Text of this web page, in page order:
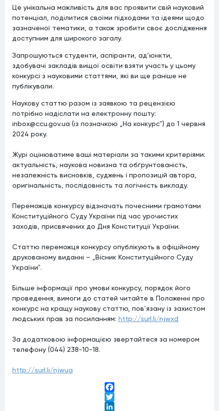
Це унікальна можливість для вас проявити свій науковий
потенціал, поділитися своїми підходами та ідеями щодо
зазначеної тематики, а також зробити своє дослідження
доступним для широкого загалу.
Запрошуються студенти, аспіранти, ад’юнкти,
здобувачі закладів вищої освіти взяти участь у цьому
конкурсі з науковими статтями, які ви ще раніше не
публікували.
Наукову статтю разом із заявкою та рецензією
потрібно надіслати на електронну пошту:
inbox@ccu.gov.ua (із позначкою „На конкурс‟) до 1 червня
2024 року.
Журі оцінюватиме ваші матеріали за такими критеріями:
актуальність, наукова новизна та обґрунтованість,
незалежність висновків, суджень і пропозицій автора,
оригінальність, послідовність та логічність викладу.
Переможців конкурсу відзначать почесними грамотами
Конституційного Суду України під час урочистих
заходів, присвячених до Дня Конституції України.
Статтю переможця конкурсу опублікують в офіційному
друкованому виданні – „Вісник Конституційного Суду
України‟.
Більше інформації про умови конкурсу, порядок його
проведення, вимоги до статей читайте в Положенні про
конкурс на кращу наукову статтю, пов’язану із захистом
людських прав за посиланням: http://surl.li/njwxd
За додатковою інформацією звертайтеся за номером
телефону (044) 238-10-18.
http://surl.li/njwua
Facebook
Twitter